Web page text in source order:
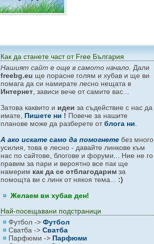
Как да станете част от Free България
Нашият сайт е още в самото начало. Дали
freebg.eu ще порасне голям и хубав и ще ви
помага да си намирате лесно нещата в
Интернет, зависи вече от самите вас...
Затова каквито и идеи за съдействие с нас да
имате, Пишете ни ! Повече за нашите
планове може да разберете отблога ни.
А ако искате само да помогнете без много
усилия, това е лесно - давайте линкове към
нас по сайтове, блогове и форуми... Ние не го
правим за пари и вероятно все пак ще
намерим как да се отблагодарим за
помощта ви с линк от някоя тема... :)
Желаем ви хубав ден!
Най-посещавани подстраници
Футбол -> Футбол
Сватба -> Сватба
Парфюми -> Парфюми